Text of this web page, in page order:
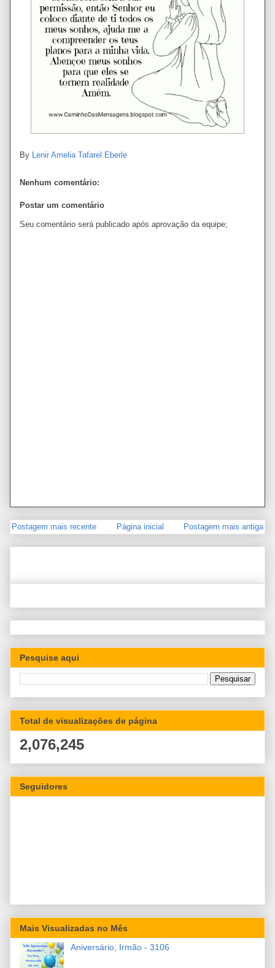
By Lenir Amelia Tafarel Eberle
Nenhum comentário:
Postar um comentário
Seu comentário será publicado após aprovação da equipe;
Postagem mais recente Postagem mais antiga
Página inicial
Pesquise aqui
Total de visualizações de página
2,076,245
Seguidores
Mais Visualizadas no Mês
Aniversário, Irmão - 3106